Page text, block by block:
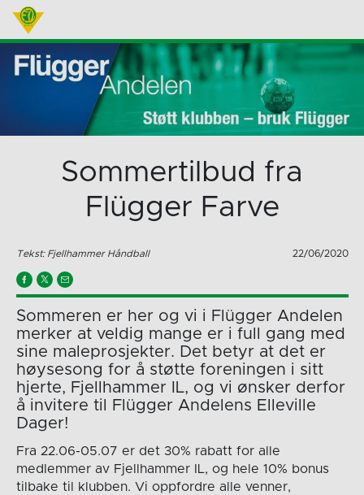
Sommertilbud fra
Flügger Farve
Tekst: Fjellhammer Håndball 22/06/2020
Sommeren er her og vi i Flügger Andelen
merker at veldig mange er i full gang med
sine maleprosjekter. Det betyr at det er
høysesong for å støtte foreningen i sitt
hjerte, Fjellhammer IL, og vi ønsker derfor
å invitere til
Flügger Andelens Elleville
Dager!
Fra 22.06-05.07 er det 30% rabatt for alle
medlemmer av Fjellhammer IL, og hele 10% bonus
tilbake til klubben. Vi oppfordre alle venner,